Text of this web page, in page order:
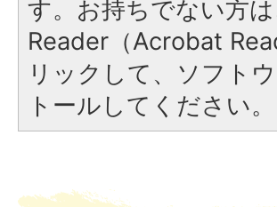
す。お持ちでない方
Reader（Acrobat
リックして、ソフト
トールしてください。